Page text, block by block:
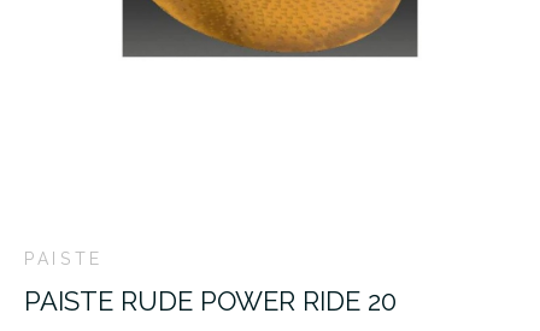
PAISTE
PAISTE RUDE POWER RIDE 20